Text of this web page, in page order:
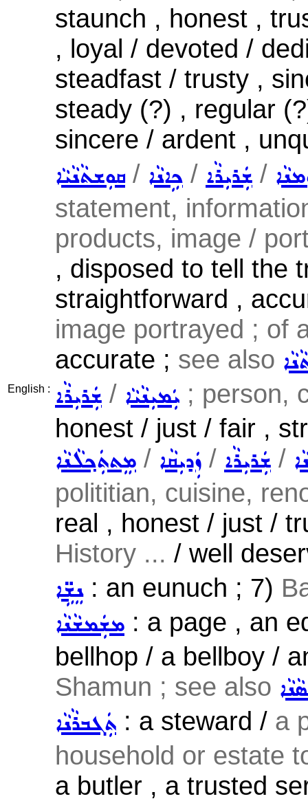
English :
staunch , honest ,
, loyal / devoted /
steadfast / trusty ,
steady (?) , regular
sincere / ardent ,
ܩܘܼܫܬܵܢܵܝܵܐ / ܟܹܐܢܵܐ / ܫܲܪܝܼܪܵܐ /
statement,
products, image /
, disposed to tell the
straightforward ,
image portrayed ; of
accurate ; see also
ܫܲܪܝܼܪܵܐ / ܝܲܡܝܼܢܵܝܵܐ ; person,
honest / just / fair ,
ܡܸܬܬܲܟ݂ܠܵܢܵܐ / ܙܲܕܝܼܩܵܐ / ܫܲܪܝܼܪܵܐ /
polititian, cuisine,
real , honest / just /
History ... / well
ܢܸܫܹ̈ܐ: an eunuch ; 7)
ܡܫܲܡܫܵܢܵܐ : a page , an
bellhop / a bellboy /
Shamun ; see also
ܬܲܓܒܪܵܢܵܐ : a steward / a
household or estate
a butler , a trusted